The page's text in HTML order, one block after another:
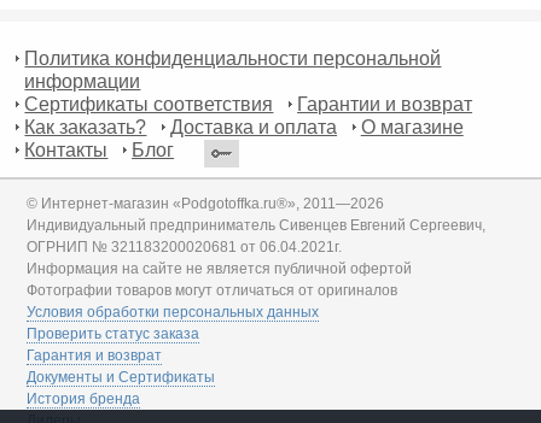
Политика конфиденциальности персональной
информации
Сертификаты соответствия
Гарантии и возврат
Как заказать?
Доставка и оплата
О магазине
Контакты
Блог
© Интернет-магазин «Podgotoffka.ru®», 2011—2026
Индивидуальный предприниматель Сивенцев Евгений Сергеевич,
ОГРНИП № 321183200020681 от 06.04.2021г.
Информация на сайте не является публичной офертой
Фотографии товаров могут отличаться от оригиналов
Условия обработки персональных данных
Проверить статус заказа
Гарантия и возврат
Документы и Сертификаты
История бренда